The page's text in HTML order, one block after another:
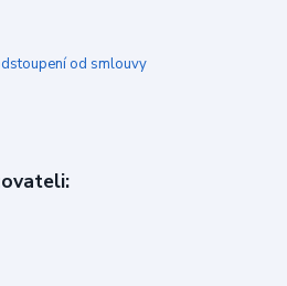
od smlouvy